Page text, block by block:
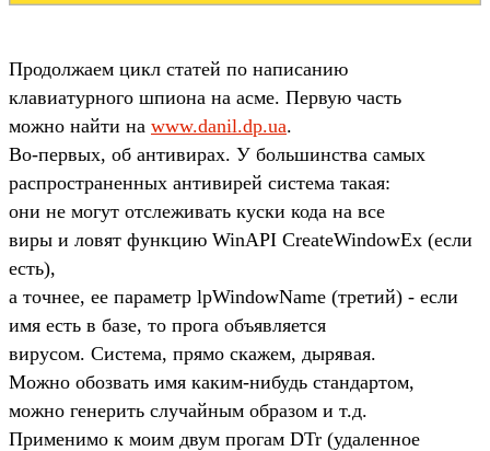
Продолжаем цикл статей по написанию
клавиатурного шпиона на асме. Первую часть
можно найти на www.danil.dp.ua.
Во-первых, об антивирах. У большинства самых
распространенных антивирей система такая:
они не могут отслеживать куски кода на все
виры и ловят функцию WinAPI CreateWindowEx (если
есть),
а точнее, ее параметр lpWindowName (третий) - если
имя есть в базе, то прога объявляется
вирусом. Система, прямо скажем, дырявая.
Можно обозвать имя каким-нибудь стандартом,
можно генерить случайным образом и т.д.
Применимо к моим двум прогам DTr (удаленное